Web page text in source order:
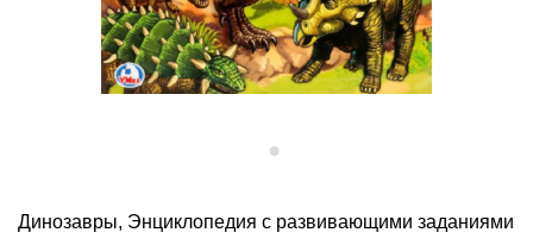
Динозавры, Энциклопедия с развивающими заданиями